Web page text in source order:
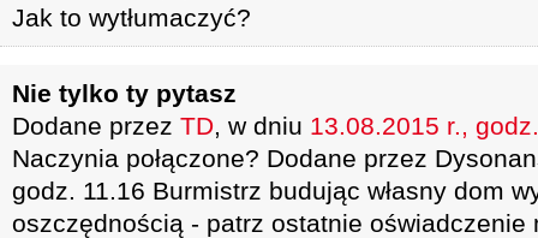
Jak to wytłumaczyć?
Nie tylko ty pytasz
Dodane przez TD, w dniu 13.08.2015 r.,
Naczynia połączone? Dodane przez
godz. 11.16 Burmistrz budując własny dom
oszczędnością - patrz ostatnie oświadczenie